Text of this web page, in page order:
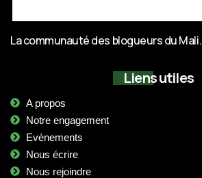
La communauté des blogueurs du Mali.
Liens utiles
A propos
Notre engagement
Evènements
Nous écrire
Nous rejoindre